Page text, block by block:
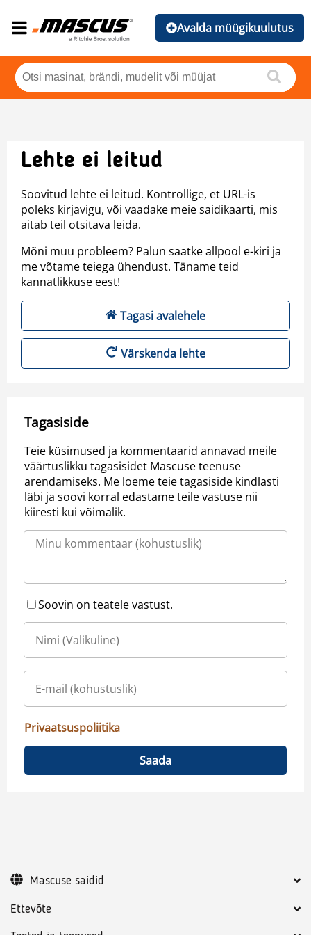
Avalda müügikuulutus
Lehte ei leitud
Soovitud lehte ei leitud. Kontrollige, et URL-is
poleks kirjavigu, või vaadake meie saidikaarti, mis
aitab teil otsitava leida.
Mõni muu probleem? Palun saatke allpool e-kiri ja
me võtame teiega ühendust. Täname teid
kannatlikkuse eest!
Tagasi avalehele
Värskenda lehte
Tagasiside
Teie küsimused ja kommentaarid annavad meile
väärtuslikku tagasisidet Mascuse teenuse
arendamiseks. Me loeme teie tagasiside kindlasti
läbi ja soovi korral edastame teile vastuse nii
kiiresti kui võimalik.
Soovin on teatele vastust.
Privaatsuspoliitika
Saada
Ettevõte
Mascuse saidid